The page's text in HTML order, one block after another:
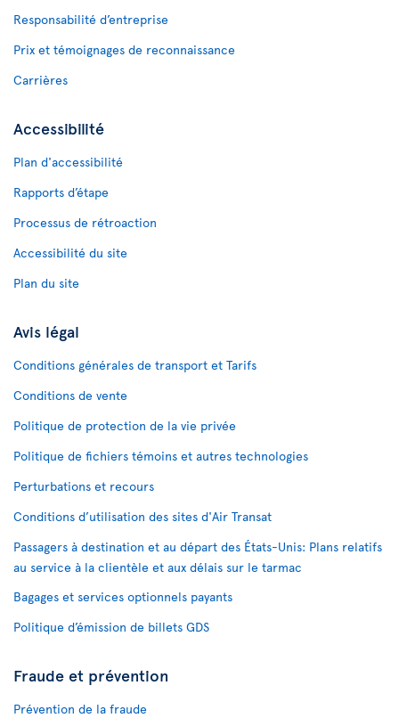
Responsabilité d’entreprise
Prix et témoignages de reconnaissance
Carrières
Accessibilité
Plan d'accessibilité
Rapports d’étape
Processus de rétroaction
Accessibilité du site
Plan du site
Avis légal
Conditions générales de transport et Tarifs
Conditions de vente
Politique de protection de la vie privée
Politique de fichiers témoins et autres technologies
Perturbations et recours
Conditions d’utilisation des sites d'Air Transat
Passagers à destination et au départ des États-Unis: Plans relatifs
au service à la clientèle et aux délais sur le tarmac
Bagages et services optionnels payants
Politique d’émission de billets GDS
Fraude et prévention
Prévention de la fraude